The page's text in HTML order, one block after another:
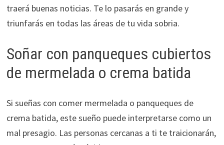
traerá buenas noticias. Te lo pasarás en grande y
triunfarás en todas las áreas de tu vida sobria.
Soñar con panqueques cubiertos
de mermelada o crema batida
Si sueñas con comer mermelada o panqueques de
crema batida, este sueño puede interpretarse como un
mal presagio. Las personas cercanas a ti te traicionarán,